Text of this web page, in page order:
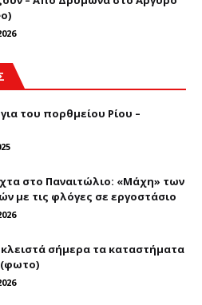
του πορθμείου Ρίου –
στο Παναιτώλιο: «Μάχη» των
με τις φλόγες σε εργοστάσιο
κλειστά σήμερα τα καταστήματα
(φωτο)